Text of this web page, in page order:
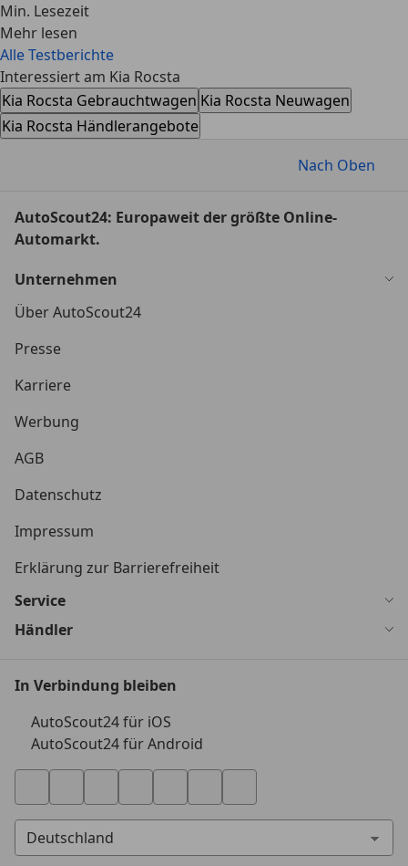
Min. Lesezeit
Mehr lesen
Alle Testberichte
Interessiert am Kia Rocsta
Kia Rocsta Gebrauchtwagen Kia Rocsta Neuwagen
Kia Rocsta Händlerangebote
Nach Oben
AutoScout24: Europaweit der größte Online-
Automarkt.
Unternehmen
Über AutoScout24
Presse
Karriere
Werbung
AGB
Datenschutz
Impressum
Erklärung zur Barrierefreiheit
Service
Händler
In Verbindung bleiben
AutoScout24 für iOS
AutoScout24 für Android